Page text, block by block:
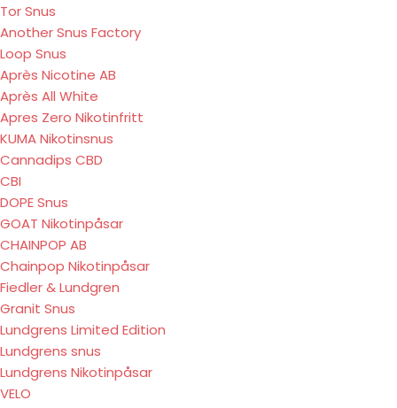
Tor Snus
Another Snus Factory
Loop Snus
Après Nicotine AB
Après All White
Apres Zero Nikotinfritt
KUMA Nikotinsnus
Cannadips CBD
CBI
DOPE Snus
GOAT Nikotinpåsar
CHAINPOP AB
Chainpop Nikotinpåsar
Fiedler & Lundgren
Granit Snus
Lundgrens Limited Edition
Lundgrens snus
Lundgrens Nikotinpåsar
VELO